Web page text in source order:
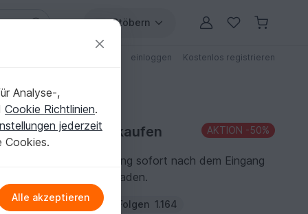
Stöbern
einloggen Kostenlos registrieren
Häkelanleitung kaufen AKTION -50%
Du kannst die Anleitung sofort nach dem Eingang
der Zahlung herunterladen.
Autor: maksdesign Folgen 1.164
Analyse-,
Cookie Richtlinien.
jederzeit
Cookies.
Alle akzeptieren